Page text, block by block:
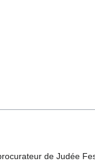
de Judée